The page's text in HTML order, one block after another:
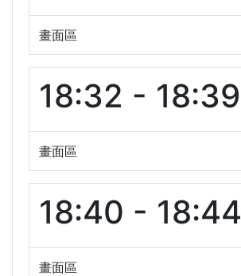
畫面區
18:32 - 18:39
畫面區
18:40 - 18:44
畫面區